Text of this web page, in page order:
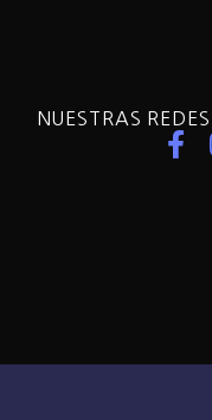
NUESTRAS REDES